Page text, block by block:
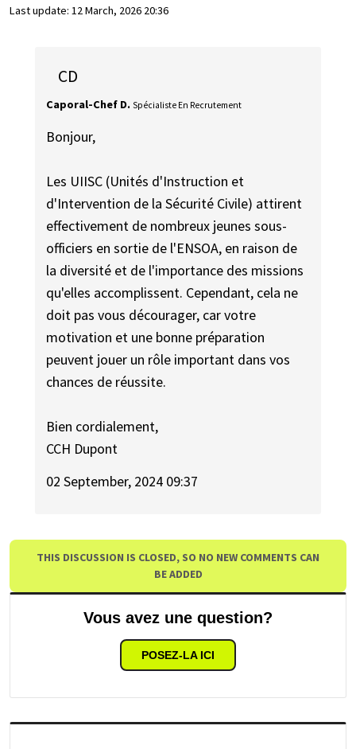
Last update: 12 March, 2026 20:36
CD
Caporal-Chef D. Spécialiste En Recrutement
Bonjour,
Les UIISC (Unités d'Instruction et
d'Intervention de la Sécurité Civile) attirent
effectivement de nombreux jeunes sous-
officiers en sortie de l'ENSOA, en raison de
la diversité et de l'importance des missions
qu'elles accomplissent. Cependant, cela ne
doit pas vous décourager, car votre
motivation et une bonne préparation
peuvent jouer un rôle important dans vos
chances de réussite.
Bien cordialement,
CCH Dupont
02 September, 2024 09:37
THIS DISCUSSION IS CLOSED, SO NO NEW COMMENTS CAN
BE ADDED
Vous avez une question?
POSEZ-LA ICI